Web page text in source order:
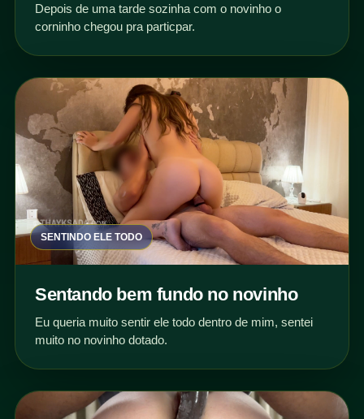
Depois de uma tarde sozinha com o novinho o
corninho chegou pra particpar.
SENTINDO ELE TODO
Sentando bem fundo no novinho
Eu queria muito sentir ele todo dentro de mim, sentei
muito no novinho dotado.